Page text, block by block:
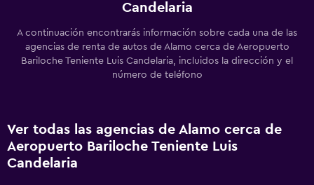
Candelaria
A continuación encontrarás información sobre cada una de las
agencias de renta de autos de Alamo cerca de Aeropuerto
Bariloche Teniente Luis Candelaria, incluidos la dirección y el
número de teléfono
Ver todas las agencias de Alamo cerca de
Aeropuerto Bariloche Teniente Luis
Candelaria